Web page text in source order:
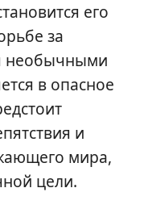
его
за
необычными
в опасное
и
мира,
цели.